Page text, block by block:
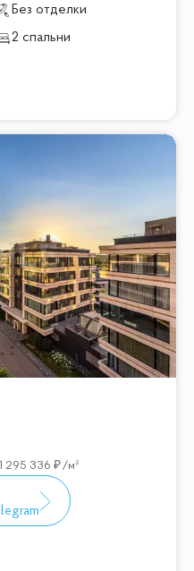
Без отделки
2 спальни
1 295 336 /м²